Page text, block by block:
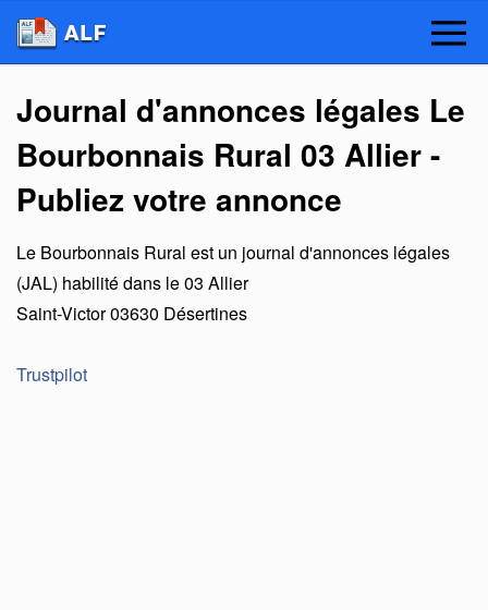
Journal d'annonces légales Le
Bourbonnais Rural 03 Allier -
Publiez votre annonce
Le Bourbonnais Rural est un journal d'annonces légales
(JAL) habilité dans le 03 Allier
Saint-Victor03630 Désertines
Trustpilot